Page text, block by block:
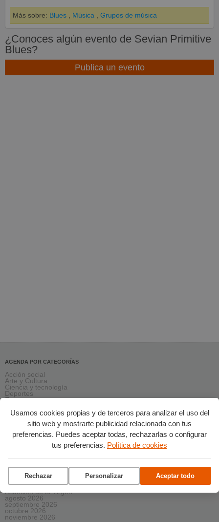
Usamos cookies propias y de terceros para analizar el uso del
sitio web y mostrarte publicidad relacionada con tus
preferencias. Puedes aceptar todas, rechazarlas o configurar
tus preferencias. Política de cookies
Rechazar Personalizar Aceptar todo
Más sobre: Blues Música Grupos de música
¿Conoces algún evento de Sevian Primitive
Blues?
Publica un evento
AGENDA POR CATEGORÍAS
Acción social
Arte y Cultura
Ciencia y tecnología
Deportes
Escena
Gastronomía
Medio ambiente
Ocio
Salud y bienestar
AGENDA PRÓXIMA
Esta semana
Este fin de semana
Asunción de la Virgen
agosto 2026
septiembre 2026
octubre 2026
noviembre 2026